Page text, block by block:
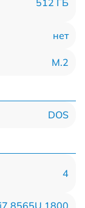
нет
M.2
DOS
4
8565U 1800